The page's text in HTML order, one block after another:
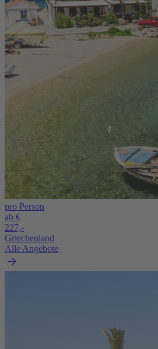
pro Person
ab €
227,-
Griechenland
Alle Angebote